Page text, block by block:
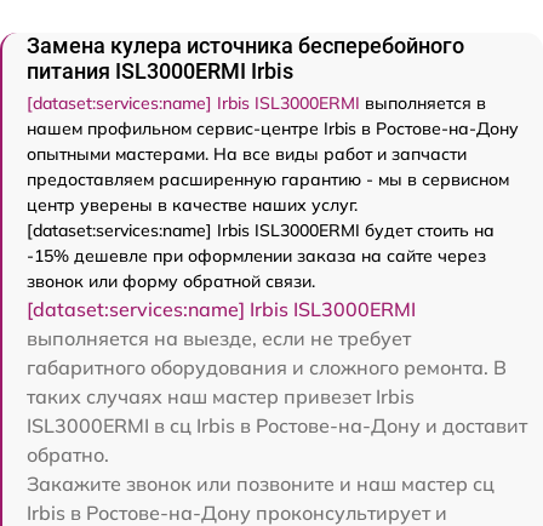
Замена кулера источника бесперебойного
питания ISL3000ERMI Irbis
[dataset:services:name] Irbis ISL3000ERMI выполняется в
нашем профильном сервис-центре Irbis в Ростове-на-Дону
опытными мастерами. На все виды работ и запчасти
предоставляем расширенную гарантию - мы в сервисном
центр уверены в качестве наших услуг.
[dataset:services:name] Irbis ISL3000ERMI будет стоить на
-15% дешевле при оформлении заказа на сайте через
звонок или форму обратной связи.
[dataset:services:name] Irbis ISL3000ERMI
выполняется на выезде, если не требует
габаритного оборудования и сложного ремонта. В
таких случаях наш мастер привезет Irbis
ISL3000ERMI в сц Irbis в Ростове-на-Дону и доставит
обратно.
Закажите звонок или позвоните и наш мастер сц
Irbis в Ростове-на-Дону проконсультирует и